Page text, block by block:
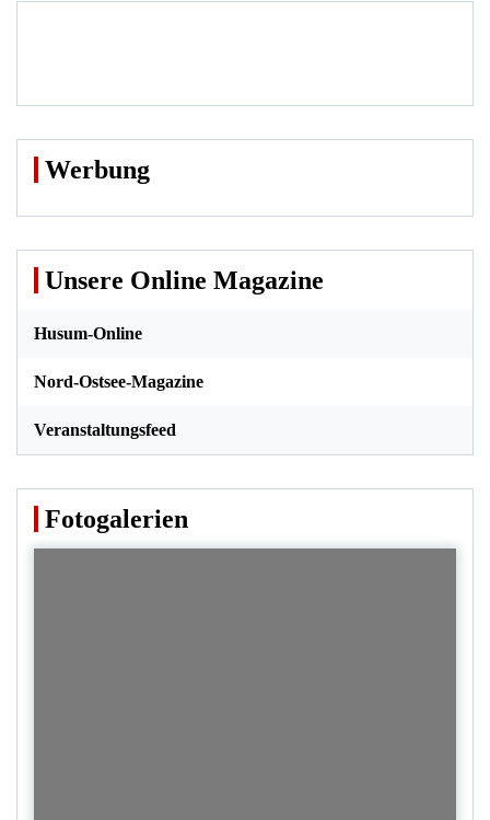
Werbung
Unsere Online Magazine
Husum-Online
Nord-Ostsee-Magazine
Veranstaltungsfeed
Fotogalerien